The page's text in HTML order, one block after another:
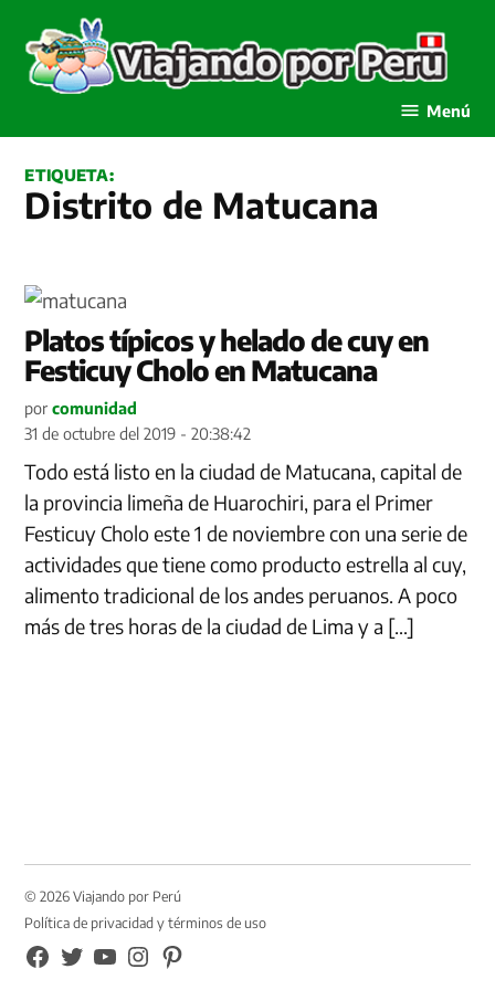
contenido
Menú
ETIQUETA:
Distrito de Matucana
Platos típicos y helado de cuy en
Festicuy Cholo en Matucana
por comunidad
31 de octubre del 2019 - 20:38:42
Todo está listo en la ciudad de Matucana, capital de
la provincia limeña de Huarochiri, para el Primer
Festicuy Cholo este 1 de noviembre con una serie de
actividades que tiene como producto estrella al cuy,
alimento tradicional de los andes peruanos. A poco
más de tres horas de la ciudad de Lima y a […]
© 2026 Viajando por Perú
Política de privacidad y términos de uso
FB
TW YouTubeInstagramPinterest